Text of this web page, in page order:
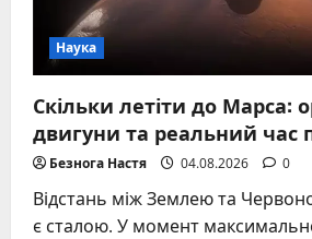
Наука
Скільки летіти до Марса:
двигуни та реальний час
Безнога Настя 04.08.2026 0
Відстань між Землею та
є сталою. У момент